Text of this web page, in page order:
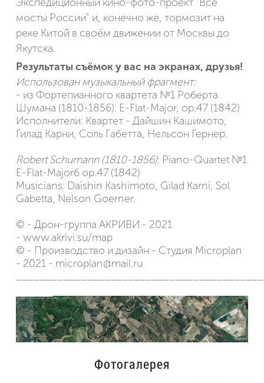
мосты России" и, конечно же, тормозит на
реке Китой в своём движении от Москвы до
Якутска.
Результаты съёмок у вас на экранах, друзья!
Использован музыкальный фрагмент:
- из Фортепианного квартета №1 Роберта
Шумана (1810-1856): E-Flat-Major, op.47 (1842)
Исполнители: Квартет - Дайшин Кашимото,
Гилад Карни, Соль Габетта, Нельсон Гернер.
Robert Schumann (1810-1856): Piano-Quartet №1
E-Flat-Majorб op.47 (1842)
Musicians: Daishin Kashimoto, Gilad Karni, Sol
Gabetta, Nelson Goerner.
© - Дрон-группа АКРИВИ - 2021
- www.akrivi.su/map
© - Производство и дизайн - Студия Microplan
- 2021 - microplan@mail.ru
Фотогалерея